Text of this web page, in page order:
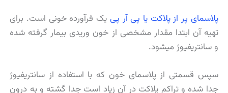
پلاسمای پر از پلاکت یا پی آر پی یک فرآورده خونی است. برای
تهیه آن ابتدا مقدار مشخصی از خون وریدی بیمار گرفته شده
و سانتریفیوژ میشود.
سپس قسمتی از پلاسمای خون که با استفاده از سانتریفیوژ
جدا شده و تراکم پلاکت در آن زیاد است جدا گشته و به درون